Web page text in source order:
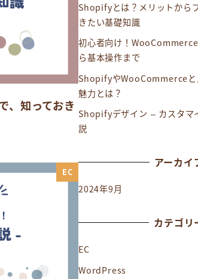
、知っておき
EC
Shopifyとは？メリットから
きたい基礎知識
初心者向け！
ら基本操作まで
ShopifyやWooCommerce
魅力とは？
Shopifyデザイン – カスタマ
説
アーカイ
2024年9月
カテゴリ
EC
WordPress